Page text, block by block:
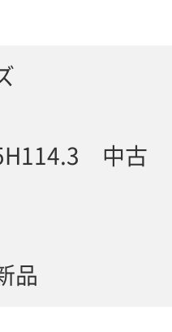
中古
品